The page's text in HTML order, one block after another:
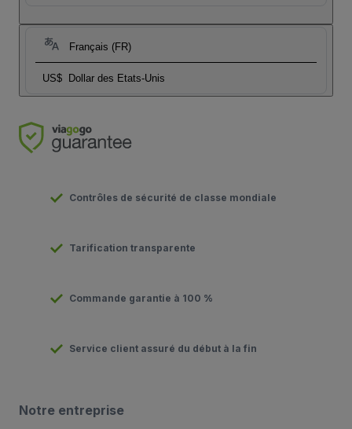
Français (FR)
US$ Dollar des Etats-Unis
Contrôles de sécurité de classe mondiale
Tarification transparente
Commande garantie à 100 %
Service client assuré du début à la fin
Notre entreprise